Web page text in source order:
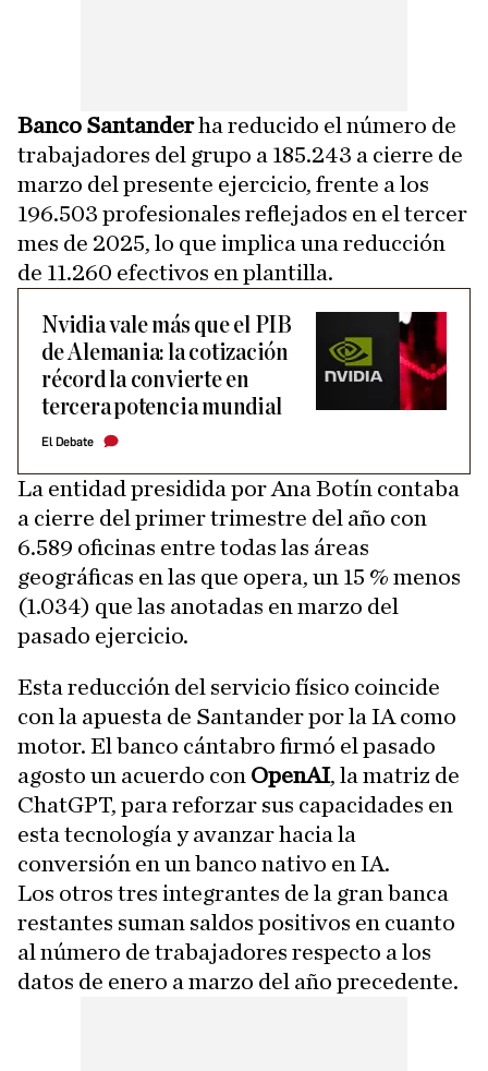
Banco Santanderha reducido el número de
trabajadores del grupo a 185.243 a cierre de
marzo del presente ejercicio, frente a los
196.503 profesionales reflejados en el tercer
mes de 2025, lo que implica una reducción
de 11.260 efectivos en plantilla.
Nvidia vale más que el PIB
de Alemania: la cotización
récord la convierte en
tercera potencia mundial
El Debate
La entidad presidida por Ana Botín contaba
a cierre del primer trimestre del año con
6.589 oficinas entre todas las áreas
geográficas en las que opera, un 15 % menos
(1.034) que las anotadas en marzo del
pasado ejercicio.
Esta reducción del servicio físico coincide
con la apuesta de Santander por la IA como
motor. El banco cántabro firmó el pasado
agosto un acuerdo con OpenAI, la matriz de
ChatGPT, para reforzar sus capacidades en
esta tecnología y avanzar hacia la
conversión en un banco nativo en IA.
Los otros tres integrantes de la gran banca
restantes suman saldos positivos en cuanto
al número de trabajadores respecto a los
datos de enero a marzo del año precedente.